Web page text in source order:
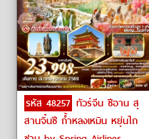
รหัส 48257 ทัวร์จีน ซีอาน สุ
สานจิ๋นซี ถ้ำหลงเหมิน หยุ่นไถ